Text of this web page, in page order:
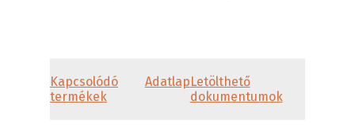
Kapcsolódó
termékek
AdatlapLetölthető
dokumentumok